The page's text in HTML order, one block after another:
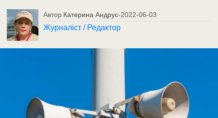
Автор Катерина Андрус-2022-06-03
Журналіст / Редактор